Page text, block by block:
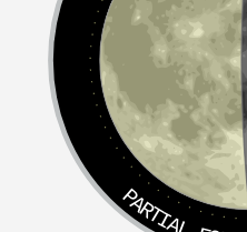
具位嗣派孙某，即日稽首再
元君幕下。某草芥微生，雷
夙夜兢惶，无由报称。今据
玉陛，祖师玄省，请恩施
微，不足以感召真灵，斡旋
具家书上闻，伏丐师慈，俯
省，及清微开基演振承流袭